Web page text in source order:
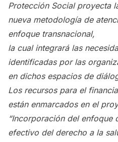
Protección Social proyecta
nueva metodología de
enfoque transnacional,
la cual integrará las
identificadas por las
en dichos espacios de
Los recursos para el
están enmarcados en el
“Incorporación del enfoque
efectivo del derecho a la